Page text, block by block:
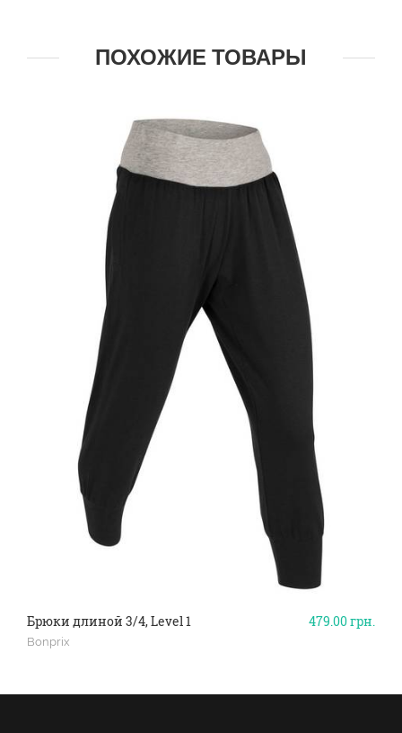
ПОХОЖИЕ ТОВАРЫ
479.00грн.
Брюки длиной 3/4, Level 1
Bonprix